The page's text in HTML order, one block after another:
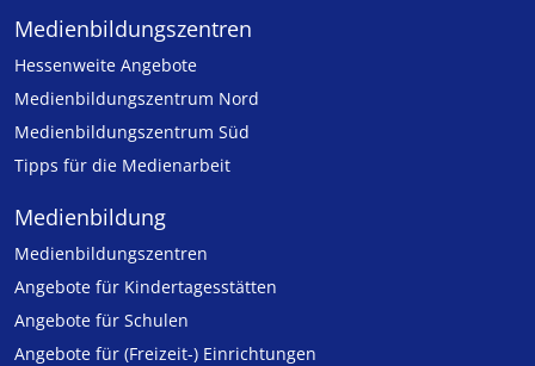
Medien­bildungs­zentren
Hessenweite Angebote
Medienbildungszentrum Nord
Medienbildungszentrum Süd
Tipps für die Medienarbeit
Medienbildung
Medien­bildungs­zentren
Angebote für Kinder­tages­stätten
Angebote für Schulen
Angebote für (Freizeit-) Ein­rich­tungen